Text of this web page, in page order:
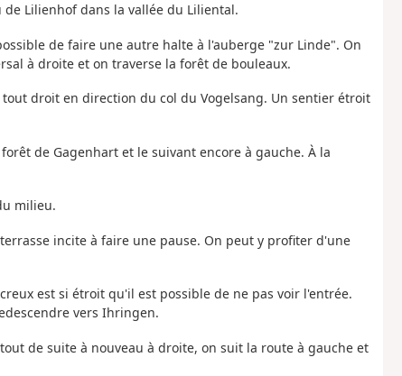
Lilienhof dans la vallée du Liliental.
de faire une autre halte à l'auberge "zur Linde". On
à droite et on traverse la forêt de bouleaux.
droit en direction du col du Vogelsang. Un sentier étroit
de Gagenhart et le suivant encore à gauche. À la
milieu.
incite à faire une pause. On peut y profiter d'une
est si étroit qu'il est possible de ne pas voir l'entrée.
vers Ihringen.
de suite à nouveau à droite, on suit la route à gauche et